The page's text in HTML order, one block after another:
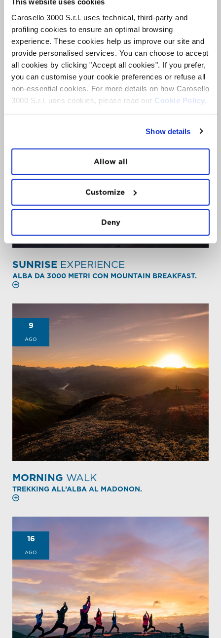
Carosello 3000 S.r.l. uses technical, third-party and
profiling cookies to ensure an optimal browsing
experience. These cookies help us improve our site and
provide personalised services. You can choose to accept
all cookies by clicking "Accept all cookies". If you prefer,
you can customise your cookie preferences or refuse all
non-essential cookies. For more details on how Carosello
3000 S.r.l. uses cookies, please read our Cookie Policy.
Show details
Allow all
Customize
Deny
YOGAEXPERIENCE
SALUTO AL SOLE CON WELLNESS BRUNCH.
9
SUNRISE EXPERIENCE
ALBA DA 3000 METRI CON MOUNTAIN BREAKFAST.
9
AGO
MORNING WALK
TREKKING ALL’ALBA AL MADONON.
16
AGO